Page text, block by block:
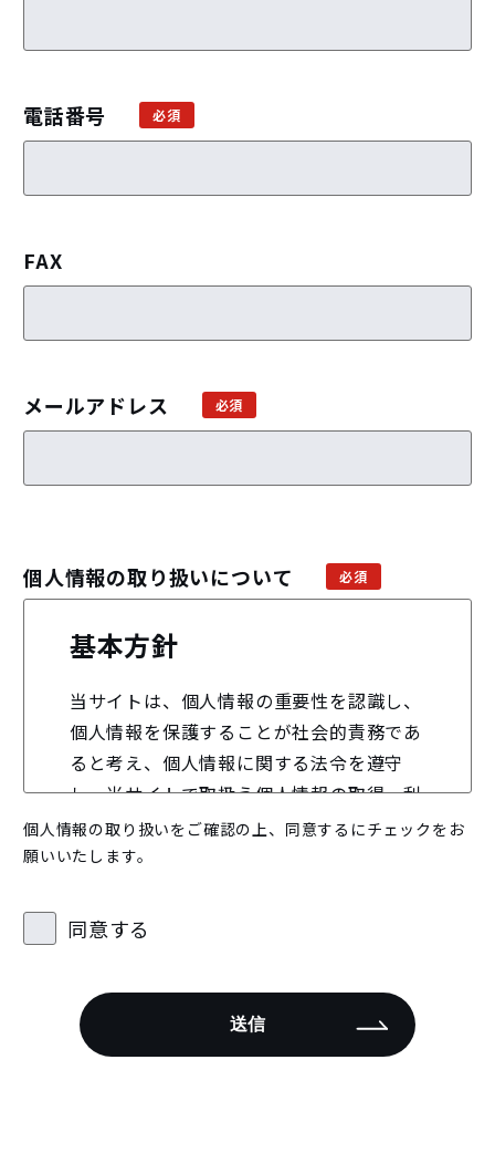
電話番号
FAX
メールアドレス
個人情報の取り扱いについて
基本方針
当サイトは、個人情報の重要性を認識し、
個人情報を保護することが社会的責務であ
ると考え、個人情報に関する法令を遵守
し、当サイトで取扱う個人情報の取得、利
用、管理を適正に行います。
情報もしくはそれに準ずる情報を取り扱う
際に、当サイトが遵守する方針を示したも
のです。
個人情報の取り扱いをご確認の上、同意するにチェックをお
願いいたします。
同意する